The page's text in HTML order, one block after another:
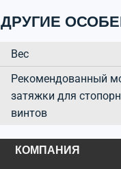
ДРУГИЕ
Вес
Рекомендованный
затяжки для
винтов
КОМПАНИЯ